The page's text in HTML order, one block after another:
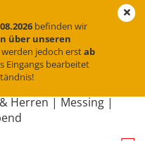
befinden wir
über unseren
werden jedoch erstab
Eingangs bearbeitet
Letzter »
Her­ren | Mes­sing |